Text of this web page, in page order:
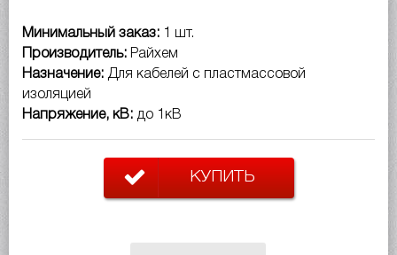
Минимальный заказ:
1 шт.
Производитель: Райхем
Назначение: Для кабелей с пластмассовой
изоляцией
Напряжение, кВ: до 1кВ
КУПИТЬ